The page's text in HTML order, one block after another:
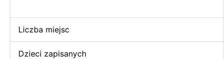
Liczba miejsc
Dzieci zapisanych